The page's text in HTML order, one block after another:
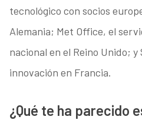
tecnológico con socios
Alemania; Met Office, el
nacional en el Reino Unido;
innovación en Francia.
¿Qué te ha parecido